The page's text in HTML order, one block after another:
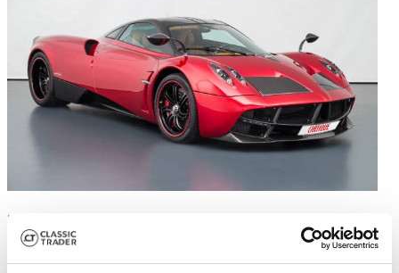
2015 | Pagani Huayra